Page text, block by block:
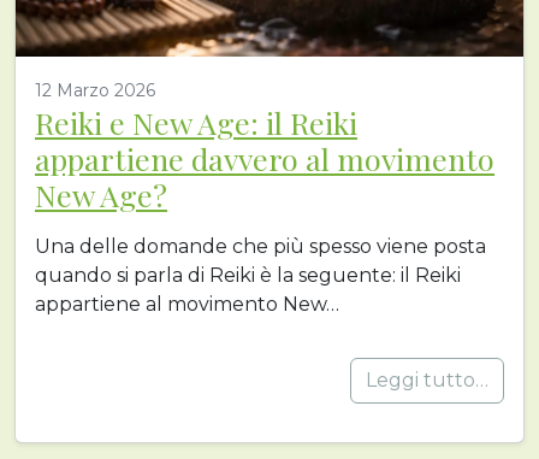
12 Marzo 2026
Reiki e New Age: il Reiki
appartiene davvero al movimento
New Age?
Una delle domande che più spesso viene posta
quando si parla di Reiki è la seguente: il Reiki
appartiene al movimento New…
Leggi tutto…